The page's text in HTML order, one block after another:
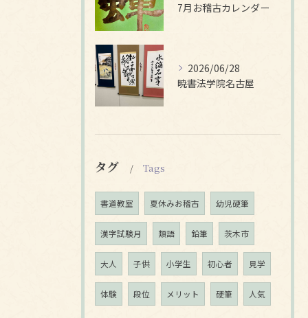
7月お稽古カレンダー
2026/06/28
暁書法学院名古屋
タグ Tags
書道教室 夏休みお稽古 幼児硬筆
漢字試験月 類語 鉛筆 茨木市
大人 子供 小学生 初心者 見学
体験 段位 メリット 硬筆 人気